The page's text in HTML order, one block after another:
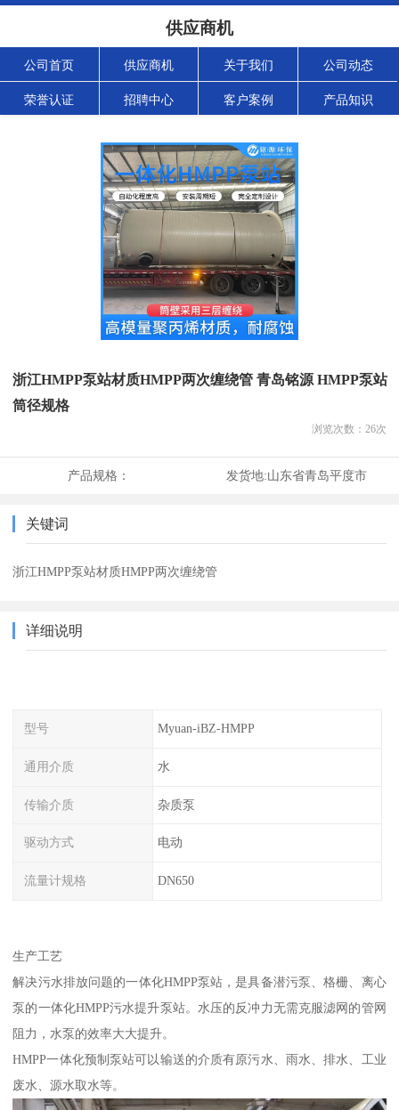
供应商机
公司首页 供应商机 关于我们 公司动态
荣誉认证 招聘中心 客户案例 产品知识
浙江HMPP泵站材质HMPP两次缠绕管 青岛铭源 HMPP泵站
筒径规格
浏览次数： 26次
产品规格： 发货地:山东省青岛平度市
关键词
浙江HMPP泵站材质HMPP两次缠绕管
详细说明
型号 Myuan-iBZ-HMPP
通用介质 水
传输介质 杂质泵
驱动方式 电动
流量计规格 DN650
生产工艺
解决污水排放问题的一体化HMPP泵站，是具备潜污泵、格栅、离心
泵的一体化HMPP污水提升泵站。水压的反冲力无需克服滤网的管网
阻力，水泵的效率大大提升。
HMPP一体化预制泵站可以输送的介质有原污水、雨水、排水、工业
废水、源水取水等。